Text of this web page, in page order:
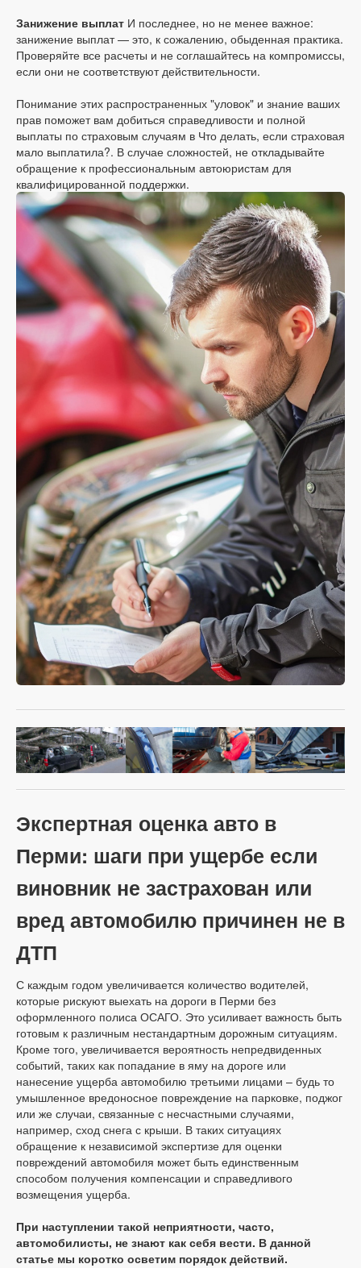
Занижение выплат И последнее, но не менее важное:
занижение выплат — это, к сожалению, обыденная практика.
Проверяйте все расчеты и не соглашайтесь на компромиссы,
если они не соответствуют действительности.
Понимание этих распространенных "уловок" и знание ваших
прав поможет вам добиться справедливости и полной
выплаты по страховым случаям в Что делать, если страховая
мало выплатила?. В случае сложностей, не откладывайте
обращение к профессиональным автоюристам для
квалифицированной поддержки.
Экспертная оценка авто в
Перми: шаги при ущербе если
виновник не застрахован или
вред автомобилю причинен не в
ДТП
С каждым годом увеличивается количество водителей,
которые рискуют выехать на дороги в Перми без
оформленного полиса ОСАГО. Это усиливает важность быть
готовым к различным нестандартным дорожным ситуациям.
Кроме того, увеличивается вероятность непредвиденных
событий, таких как попадание в яму на дороге или
нанесение ущерба автомобилю третьими лицами – будь то
умышленное вредоносное повреждение на парковке, поджог
или же случаи, связанные с несчастными случаями,
например, сход снега с крыши. В таких ситуациях
обращение к независимой экспертизе для оценки
повреждений автомобиля может быть единственным
способом получения компенсации и справедливого
возмещения ущерба.
При наступлении такой неприятности, часто,
автомобилисты, не знают как себя вести. В данной
статье мы коротко осветим порядок действий.